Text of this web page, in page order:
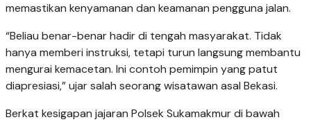
memastikan kenyamanan dan keamanan pengguna jalan.
“Beliau benar-benar hadir di tengah masyarakat. Tidak
hanya memberi instruksi, tetapi turun langsung membantu
mengurai kemacetan. Ini contoh pemimpin yang patut
diapresiasi,” ujar salah seorang wisatawan asal Bekasi.
Berkat kesigapan jajaran Polsek Sukamakmur di bawah